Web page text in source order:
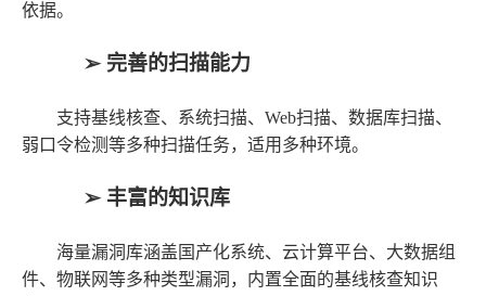
依据。
➢ 完善的扫描能力
支持基线核查、系统扫描、Web扫描、数据库扫描、
弱口令检测等多种扫描任务，适用多种环境。
➢ 丰富的知识库
海量漏洞库涵盖国产化系统、云计算平台、大数据组
件、物联网等多种类型漏洞，内置全面的基线核查知识